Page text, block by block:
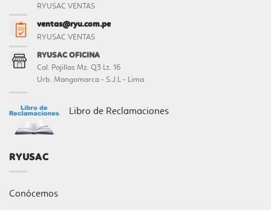
RYUSAC VENTAS
ventas@ryu.com.pe
RYUSAC VENTAS
RYUSAC OFICINA
Cal. Pajillas Mz. Q3 Lt. 16
Urb. Mangomarca - S.J.L - Lima
Libro de Reclamaciones
RYUSAC
Conócemos